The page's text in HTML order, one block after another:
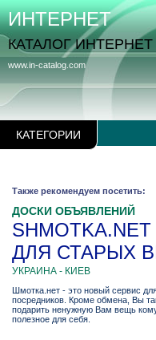
КАТЕГОРИИ
www.in-catalog.com
ИНТЕРНЕТ
КАТАЛОГ
Также рекомендуем посетить:
ДОСКИ ОБЪЯВЛЕНИЙ
ДЛЯ СТАРЫХ
УКРАИНА - КИЕВ
Шмотка.нет - это новый сервис
посредников. Кроме обмена, Вы
подарить ненужную Вам вещь
полезное для себя.